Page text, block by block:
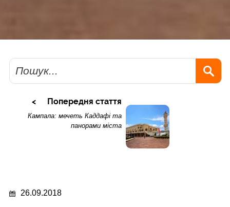
Пошук
Попередня стаття
Кампала: мечеть Каддафі та
панорами міста
26.09.2018